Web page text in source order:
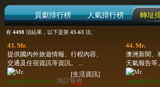
貢獻排行榜 人氣排行榜 轉址
有 4498 項結果，以下是第 43-63 項。
43. Mr.
提供國內外旅遊情報、行程內容、
交通及住宿資訊等資訊。 ...
[生活資訊]
1 Hit
ryphadjc.88u.com.tw 統計報表
44. Mr.
澳洲新聞、
天氣報告等